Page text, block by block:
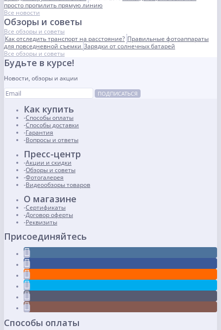
просто пропилить прямую линию
Все новости
Обзоры и советы
Все обзоры и советы
Как отследить транспорт на расстояние? Правильные фотоаппараты
для повседневной съемки Зарядки от солнечных батарей
Все обзоры и советы
Будьте в курсе!
Новости, обзоры и акции
ПОДПИСАТЬСЯ
Как купить
Способы оплаты
Способы доставки
Гарантия
Вопросы и ответы
Пресс-центр
Акции и скидки
Обзоры и советы
Фотогалерея
Видеообзоры товаров
О магазине
Сертификаты
Договор оферты
Реквизиты
Присоединяйтесь
Способы оплаты